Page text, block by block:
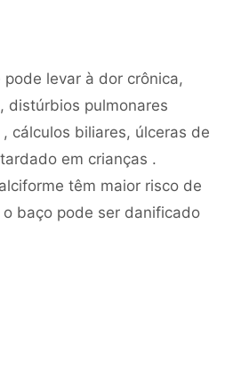
levar à dor crônica,
distúrbios pulmonares
cálculos biliares, úlceras de
em crianças .
têm maior risco de
baço pode ser danificado